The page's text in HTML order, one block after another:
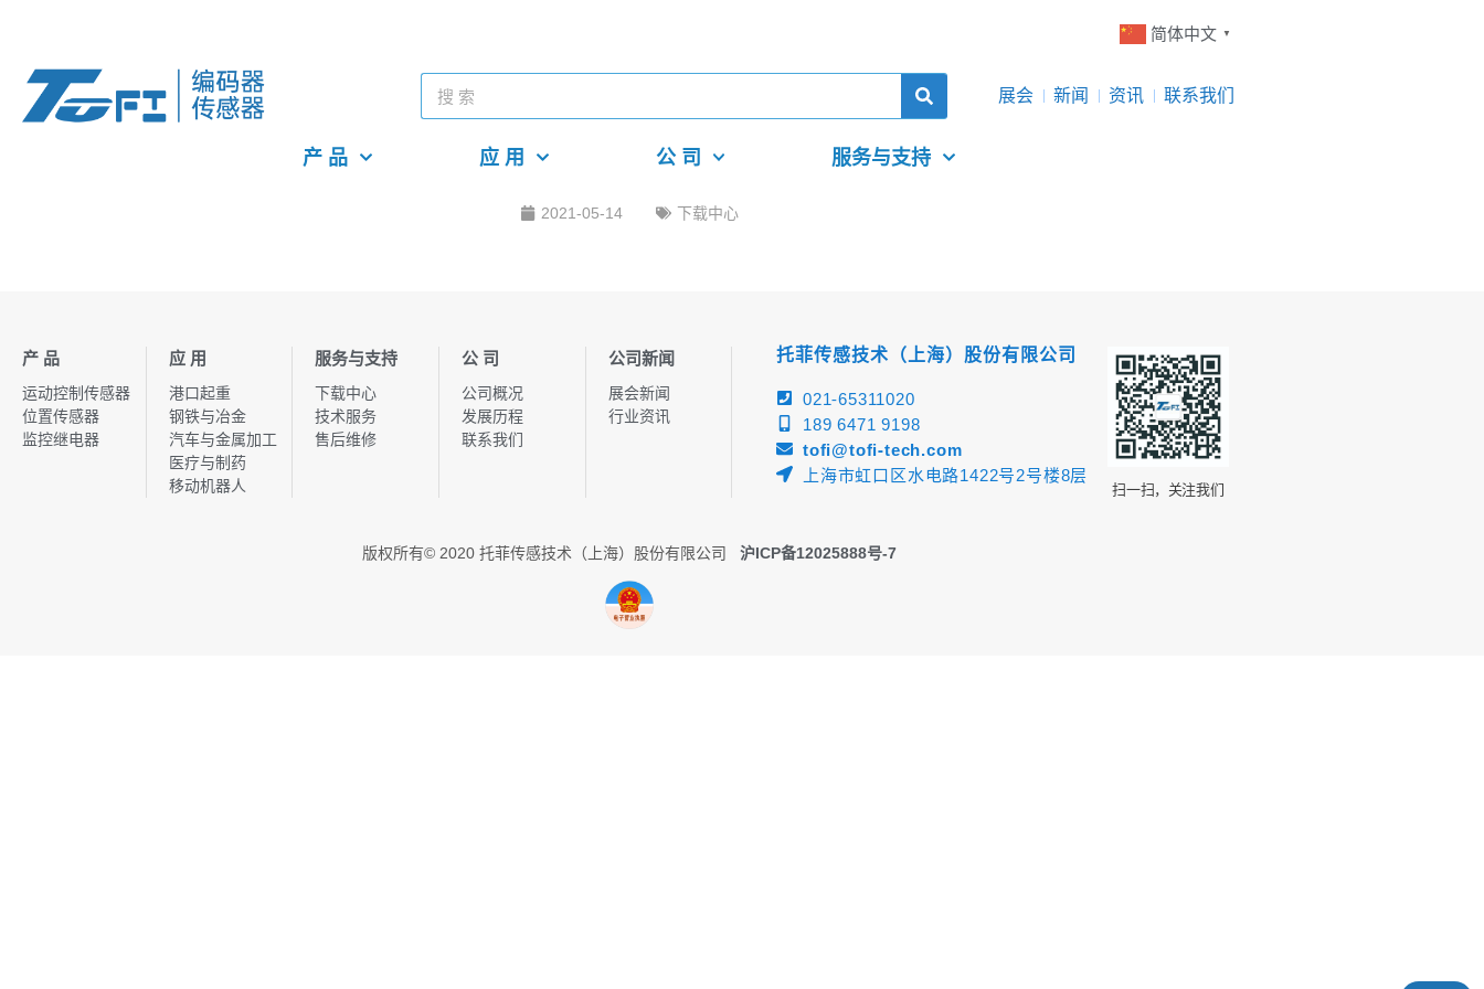
简体中文 ▼
展会 新闻 资讯 联系我们
产 品 应 用 公 司 服务与支持
2021-05-14 下载中心
产 品
运动控制传感器
位置传感器
监控继电器
应 用
港口起重
钢铁与冶金
汽车与金属加工
医疗与制药
移动机器人
服务与支持
下载中心
技术服务
售后维修
公 司
公司概况
发展历程
联系我们
公司新闻
展会新闻
行业资讯
托菲传感技术（上海）股份有限公司
021-65311020
189 6471 9198
tofi@tofi-tech.com
上海市虹口区水电路1422号2号楼8层
扫一扫，关注我们
版权所有© 2020 托菲传感技术（上海）股份有限公司 沪ICP备12025888号-7